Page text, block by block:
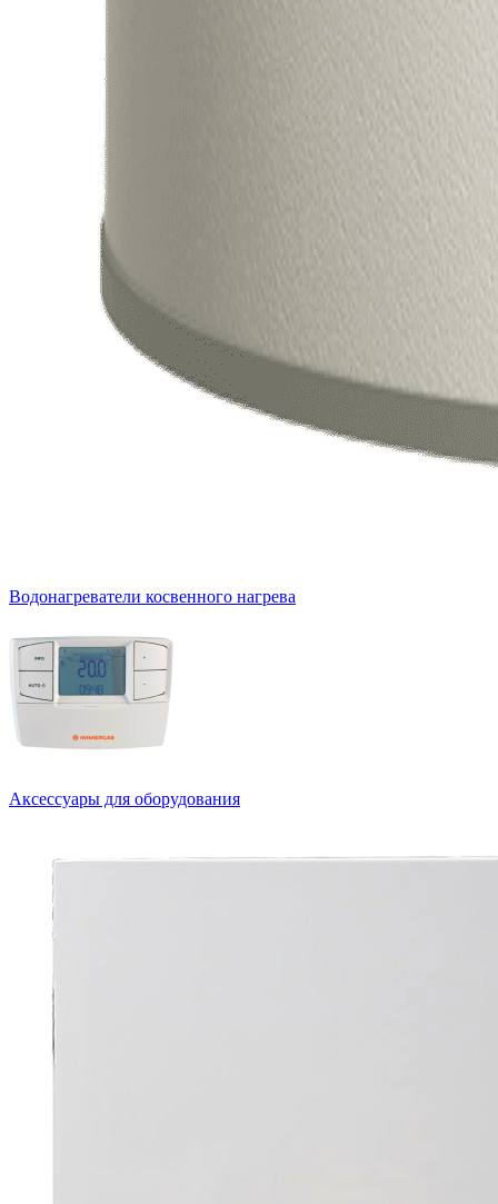
Водонагреватели косвенного нагрева
Аксессуары для оборудования